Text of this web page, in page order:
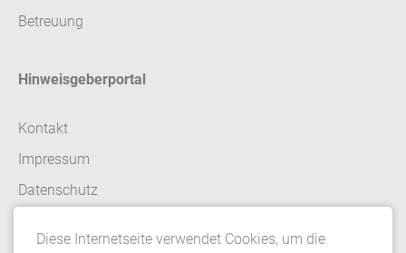
Betreuung
Hinweisgeberportal
Kontakt
Impressum
Datenschutz
Diese Internetseite verwendet Cookies, um die